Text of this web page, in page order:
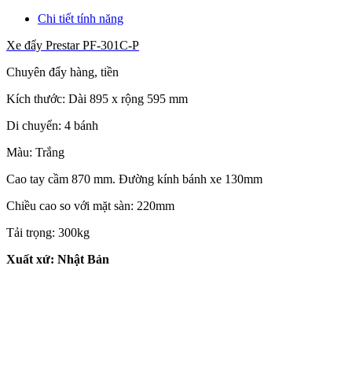
Chi tiết tính năng
Xe đẩy Prestar PF-301C-P
Chuyên đẩy hàng, tiền
Kích thước: Dài 895 x rộng 595 mm
Di chuyển: 4 bánh
Màu: Trắng
Cao tay cầm 870 mm. Đường kính bánh xe 130mm
Chiều cao so với mặt sàn: 220mm
Tải trọng: 300kg
Xuất xứ: Nhật Bản